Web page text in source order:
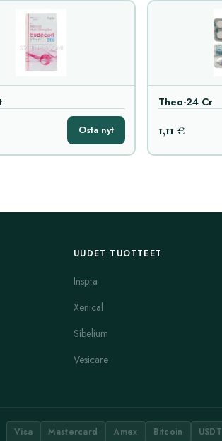
Osta nyt
Theo-24 Cr
1,11 €
UUDET TUOTTEET
Inspra
Xenical
Sibelium
Vesicare
Visa Mastercard Amex Bitcoin USDT